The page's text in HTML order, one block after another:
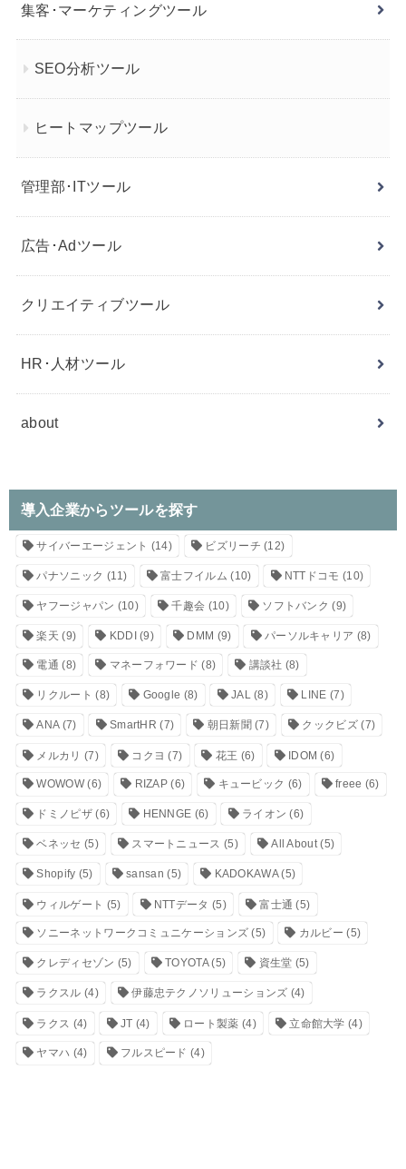
集客･マーケティングツール
SEO分析ツール
ヒートマップツール
管理部･ITツール
広告･Adツール
クリエイティブツール
HR･人材ツール
about
導入企業からツールを探す
サイバーエージェント (14) ビズリーチ (12)
パナソニック (11) 富士フイルム (10) NTTドコモ (10)
ヤフージャパン (10) 千趣会 (10) ソフトバンク (9)
楽天 (9) KDDI(9) DMM (9) パーソルキャリア (8)
電通 (8) マネーフォワード (8) 講談社 (8)
リクルート (8) Google (8) JAL(8) LINE (7)
ANA(7) SmartHR (7) 朝日新聞 (7) クックビズ(7)
メルカリ (7) コクヨ (7) 花王 (6) IDOM (6)
WOWOW(6) RIZAP (6) キュービック (6) freee (6)
ドミノピザ(6) HENNGE (6) ライオン (6)
ベネッセ (5) スマートニュース (5) All About(5)
Shopify (5) sansan (5) KADOKAWA(5)
ウィルゲート (5) NTTデータ (5) 富士通 (5)
ソニーネットワークコミュニケーションズ (5) カルビー (5)
クレディセゾン (5) TOYOTA(5) 資生堂 (5)
ラクスル (4) 伊藤忠テクノソリューションズ (4)
ラクス (4) JT (4) ロート製薬 (4) 立命館大学 (4)
ヤマハ (4) フルスピード (4)